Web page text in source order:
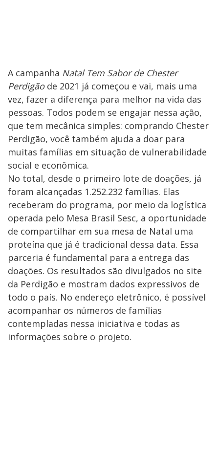
A campanha Natal Tem Sabor de Chester
Perdigãode 2021 já começou e vai, mais uma
vez, fazer a diferença para melhor na vida das
pessoas. Todos podem se engajar nessa ação,
que tem mecânica simples: comprando Chester
Perdigão, você também ajuda a doar para
muitas famílias em situação de vulnerabilidade
social e econômica.
No total, desde o primeiro lote de doações, já
foram alcançadas 1.252.232 famílias. Elas
receberam do programa, por meio da logística
operada pelo Mesa Brasil Sesc, a oportunidade
de compartilhar em sua mesa de Natal uma
proteína que já é tradicional dessa data. Essa
parceria é fundamental para a entrega das
doações. Os resultados são divulgados no site
da Perdigão e mostram dados expressivos de
todo o país. No endereço eletrônico, é possível
acompanhar os números de famílias
contempladas nessa iniciativa e todas as
informações sobre o projeto.